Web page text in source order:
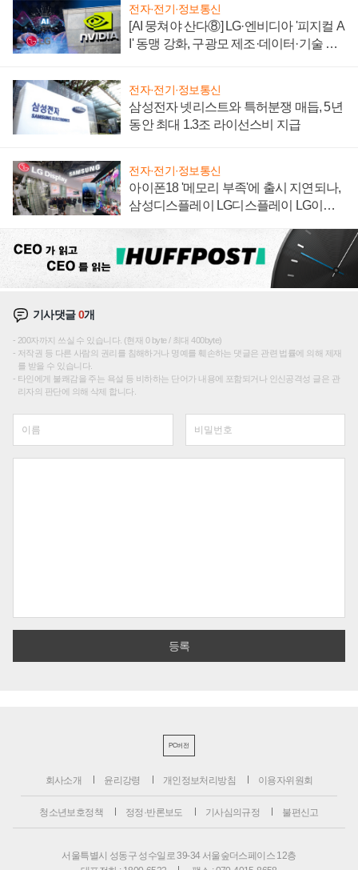
전자·전기·정보통신
[AI 뭉쳐야 산다⑧] LG·엔비디아 '피지컬 A
I' 동맹 강화, 구광모 제조·데이터·기술 결
전자·전기·정보통신
삼성전자 넷리스트와 특허분쟁 매듭, 5년
동안 최대 1.3조 라이선스비 지급
전자·전기·정보통신
아이폰18 '메모리 부족'에 출시 지연되나,
삼성디스플레이 LG디스플레이 LG이노
기사댓글0개
200자까지 쓰실 수 있습니다. (현재 0 byte / 최대 400byte)
저작권 등 다른 사람의 권리를 침해하거나 명예를 훼손하는 댓글은 관련 법률에 의해 제재
를 받을 수 있습니다.
타인에게 불쾌감을 주는 욕설 등 비하하는 단어가 내용에 포함되거나 인신공격성 글은 관
리자의 판단에 의해 삭제 합니다.
PC버전
회사소개 윤리강령 개인정보처리방침 이용자위원회
청소년보호정책 정정·반론보도 기사심의규정 불편신고
서울특별시 성동구 성수일로 39-34 서울숲더스페이스 12층